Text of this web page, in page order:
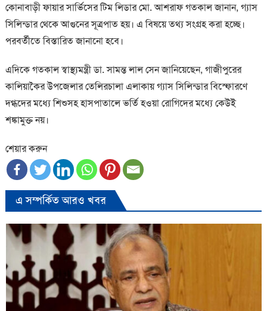
কোনাবাড়ী ফায়ার সার্ভিসের টিম লিডার মো. আশরাফ গতকাল জানান, গ্যাস
সিলিন্ডার থেকে আগুনের সূত্রপাত হয়। এ বিষয়ে তথ্য সংগ্রহ করা হচ্ছে।
পরবর্তীতে বিস্তারিত জানানো হবে।
এদিকে গতকাল স্বাস্থ্যমন্ত্রী ডা. সামন্ত লাল সেন জানিয়েছেন, গাজীপুরের
কালিয়াকৈর উপজেলার তেলিরচালা এলাকায় গ্যাস সিলিন্ডার বিস্ফোরণে
দগ্ধদের মধ্যে শিশুসহ হাসপাতালে ভর্তি হওয়া রোগিদের মধ্যে কেউই
শঙ্কামুক্ত নয়।
শেয়ার করুন
এ সম্পর্কিত আরও খবর